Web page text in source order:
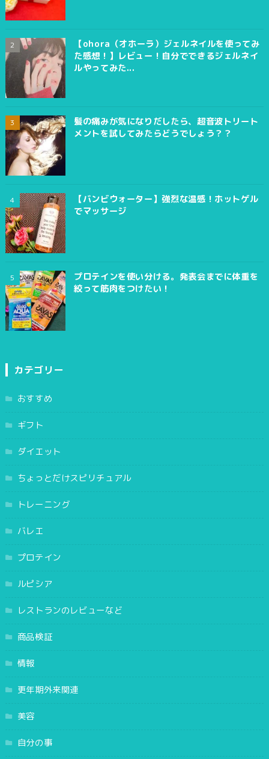
【ohora（オホーラ）ジェルネイルを使ってみ
た感想！】レビュー！自分でできるジェルネイ
ルやってみた...
髪の痛みが気になりだしたら、超音波トリート
メントを試してみたらどうでしょう？？
【バンビウォーター】強烈な温感！ホットゲル
でマッサージ
プロテインを使い分ける。発表会までに体重を
絞って筋肉をつけたい！
カテゴリー
おすすめ
ギフト
ダイエット
ちょっとだけスピリチュアル
トレーニング
バレエ
プロテイン
ルピシア
レストランのレビューなど
商品検証
情報
更年期外来関連
美容
自分の事